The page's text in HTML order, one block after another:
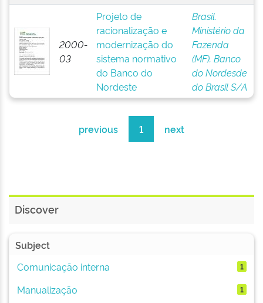
2000-
03
Projeto de
racionalização e
modernização do
sistema normativo
do Banco do
Nordeste
Brasil.
Ministério da
Fazenda
(MF). Banco
do Nordesde
do Brasil S/A
previous 1 next
Discover
Subject
Comunicação interna
1
Manualização 1